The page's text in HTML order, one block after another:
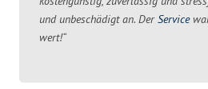
und unbeschädigt an. DerService
wert!“